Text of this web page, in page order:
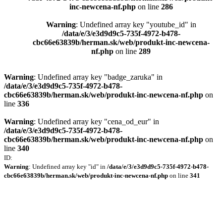
inc-newcena-nf.phpon line 286
Warning: Undefined array key "youtube_id" in
/data/e/3/e3d9d9c5-735f-4972-b478-
cbc66e63839b/herman.sk/web/produkt-inc-newcena-
nf.php on line 289
Warning: Undefined array key "badge_zaruka" in
/data/e/3/e3d9d9c5-735f-4972-b478-
cbc66e63839b/herman.sk/web/produkt-inc-newcena-nf.php on
line 336
Warning: Undefined array key "cena_od_eur" in
/data/e/3/e3d9d9c5-735f-4972-b478-
cbc66e63839b/herman.sk/web/produkt-inc-newcena-nf.php on
line 340
ID:
Warning: Undefined array key "id" in /data/e/3/e3d9d9c5-735f-4972-b478-
cbc66e63839b/herman.sk/web/produkt-inc-newcena-nf.php on line 341